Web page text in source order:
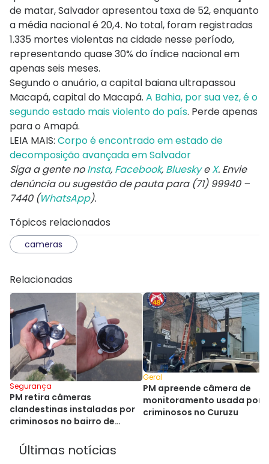
de matar, Salvador apresentou taxa de 52, enquanto
a média nacional é 20,4. No total, foram registradas
1.335 mortes violentas na cidade nesse período,
representando quase 30% do índice nacional em
apenas seis meses.
Segundo o anuário, a capital baiana ultrapassou
Macapá, capital do Macapá. A Bahia, por sua vez, é o
segundo estado mais violento do país. Perde apenas
para o Amapá.
LEIA MAIS: Corpo é encontrado em estado de
decomposição avançada em Salvador
Siga a gente noInsta, Facebook, BlueskyeX. Envie
denúncia ou sugestão de pauta para (71) 99940 –
7440 (WhatsApp).
Tópicos relacionados
cameras
Relacionadas
Segurança
PM retira câmeras
clandestinas instaladas por
criminosos no bairro de
Geral
PM apreende câmera de
monitoramento usada por
criminosos no Curuzu
Últimas notícias